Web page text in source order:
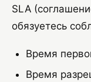
SLA
обязуетесь
Время
Время